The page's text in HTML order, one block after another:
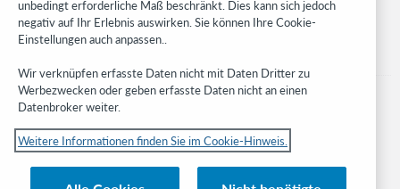
Subscribe now
© 2023 OCLC
unbedingt erforderliche Maß beschränkt. Dies kann sich jedoch
negativ auf Ihr Erlebnis auswirken. Sie können Ihre Cookie-
Einstellungen auch anpassen..
Wir verknüpfen erfasste Daten nicht mit Daten Dritter zu
Werbezwecken oder geben erfasste Daten nicht an einen
Datenbroker weiter.
Weitere Informationen finden Sie im Cookie-Hinweis.